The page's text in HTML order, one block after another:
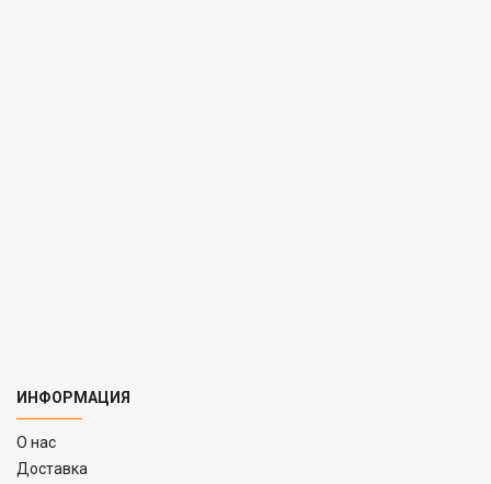
ИНФОРМАЦИЯ
O нас
Доставка